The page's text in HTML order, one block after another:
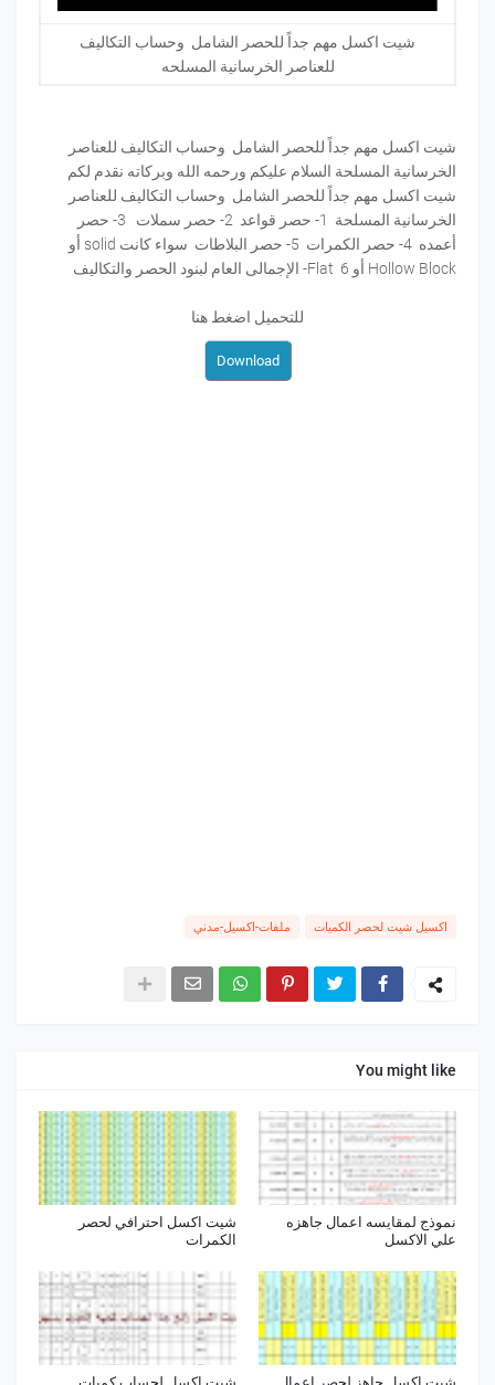
شيت اكسل مهم جداً للحصر الشامل وحساب التكاليف
للعناصر الخرسانية المسلحه
شيت اكسل مهم جداً للحصر الشامل وحساب التكاليف للعناصر
الخرسانية المسلحة السلام عليكم ورحمه الله وبركاته نقدم لكم
شيت اكسل مهم جداً للحصر الشامل وحساب التكاليف للعناصر
الخرسانية المسلحة 1- حصر قواعد 2- حصر سملات 3- حصر
أعمده 4- حصر الكمرات 5- حصر البلاطات سواء كانت solid أو
Hollow Block أو Flat 6- الإجمالى العام لبنود الحصر والتكاليف
للتحميل اضغط هنا
اكسيل شيت لحصر الكميات ملفات-اكسيل-مدني
You might like
نموذج لمقايسه اعمال جاهزه
علي الاكسل
شيت اكسل احترافي لحصر
الكمرات